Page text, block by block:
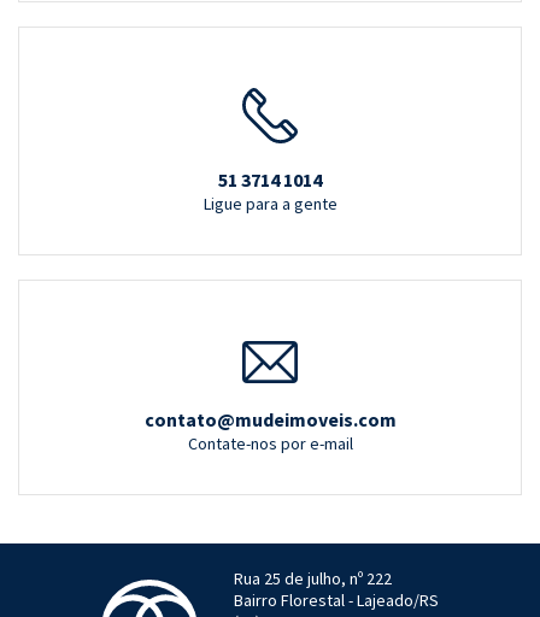
51 3714 1014
Ligue para a gente
contato@mudeimoveis.com
Contate-nos por e-mail
Rua 25 de julho, nº 222
Bairro Florestal - Lajeado/RS